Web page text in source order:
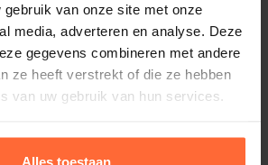
gebruik van onze site met onze
media, adverteren en analyse. Deze
gegevens combineren met andere
ze heeft verstrekt of die ze hebben
van uw gebruik van hun services.
Alles toestaan